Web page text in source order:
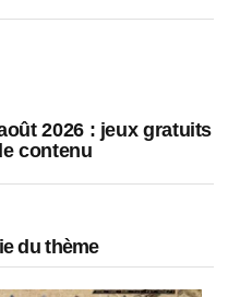
2026 : jeux gratuits
contenu
du thème